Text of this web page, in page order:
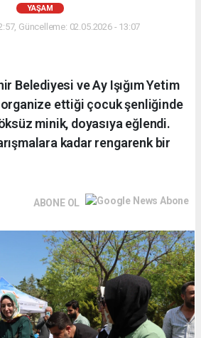
YAŞAM
Güncelleme: 02.05.2026 - 13:07
Belediyesi ve Ay Işığım Yetim
organize ettiği çocuk şenliğinde
minik, doyasıya eğlendi.
kadar rengarenk bir
ABONE OL